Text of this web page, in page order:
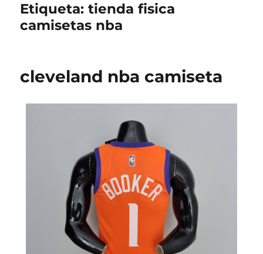
Etiqueta:tienda fisica
camisetas nba
cleveland nba camiseta